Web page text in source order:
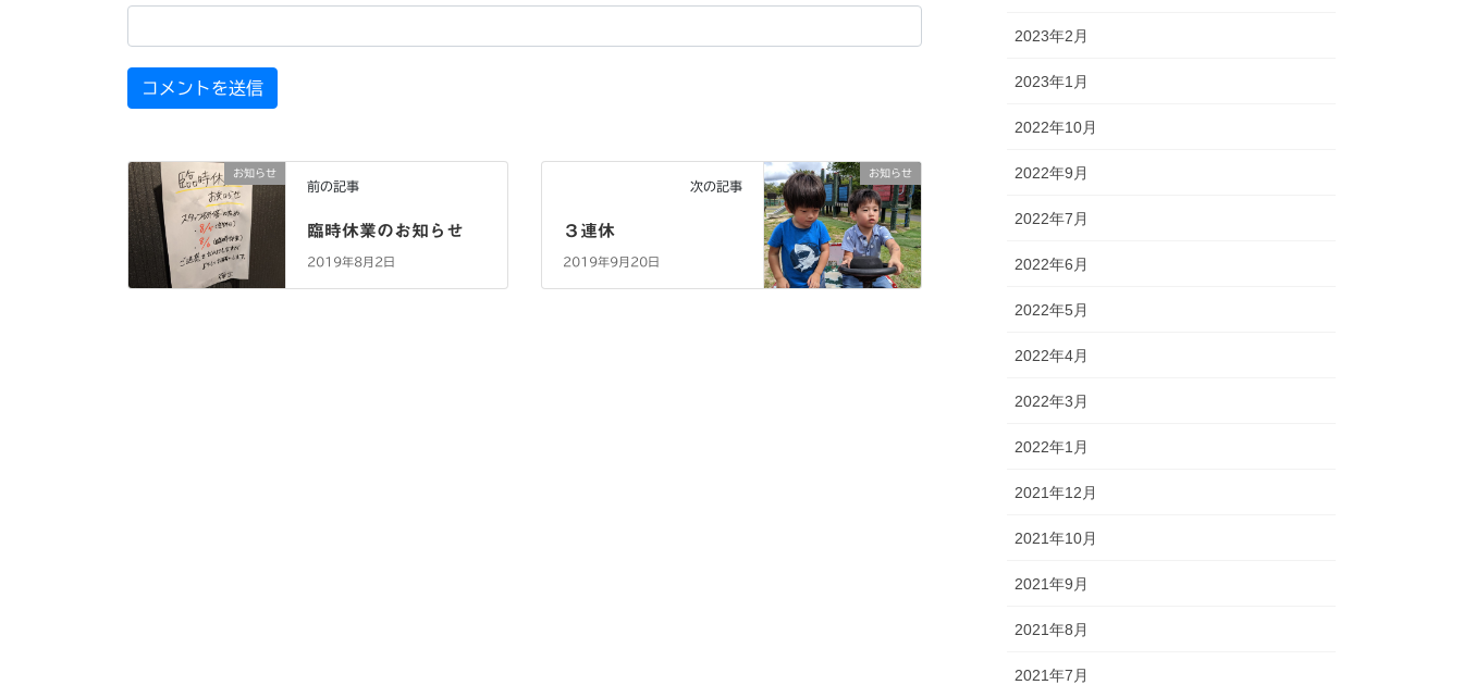
お知らせ
前の記事
臨時休業のお知らせ
2019年8月2日
お知らせ
次の記事
３連休
2019年9月20日
2023年2月
2023年1月
2022年10月
2022年9月
2022年7月
2022年6月
2022年5月
2022年4月
2022年3月
2022年1月
2021年12月
2021年10月
2021年9月
2021年8月
2021年7月